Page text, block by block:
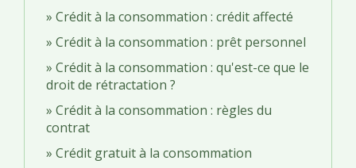
Crédit à la consommation : crédit affecté
Crédit à la consommation : prêt personnel
Crédit à la consommation : qu'est-ce que le
droit de rétractation ?
Crédit à la consommation : règles du
contrat
Crédit gratuit à la consommation